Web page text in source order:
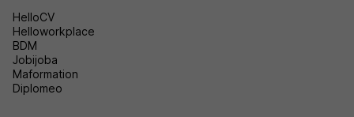
HelloCV
Helloworkplace
BDM
Jobijoba
Maformation
Diplomeo